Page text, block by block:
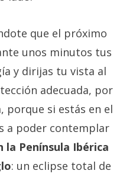
que el próximo
unos minutos tus
y dirijas tu vista al
adecuada, por
porque si estás en el
a poder contemplar
Península Ibérica
: un eclipse total de